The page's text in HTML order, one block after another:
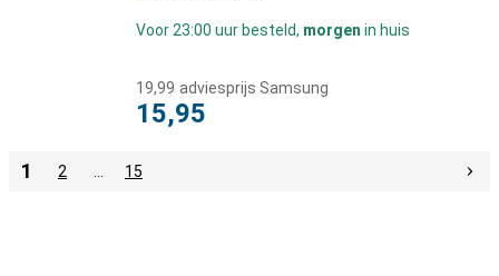
Voor 23:00 uur besteld, morgen in huis
19,99 adviesprijs Samsung
15,95
1 2 15